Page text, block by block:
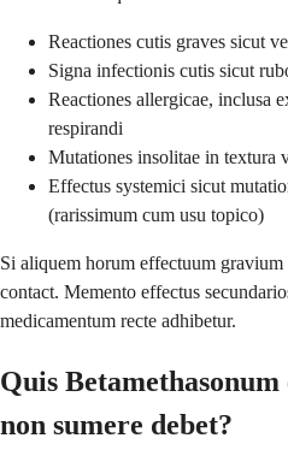
Reactiones cutis graves sicut
Signa infectionis cutis sicut
Reactiones allergicae, inclusa
respirandi
Mutationes insolitae in textura
Effectus systemici sicut
(rarissimum cum usu topico)
Si aliquem horum effectuum
contact. Memento effectus
medicamentum recte adhibetur.
Quis
non sumere debet?